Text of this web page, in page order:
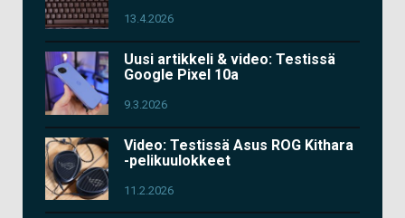
13.4.2026
Uusi artikkeli & video: Testissä
Google Pixel 10a
9.3.2026
Video: Testissä Asus ROG Kithara
-pelikuulokkeet
11.2.2026